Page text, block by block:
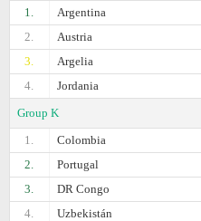
1.
Argentina
2.
Austria
3.
Argelia
4.
Jordania
Group K
1.
Colombia
2.
Portugal
3.
DR Congo
4.
Uzbekistán